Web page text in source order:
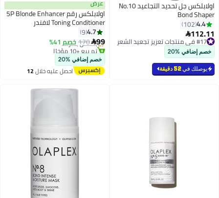
اولابلكس جل تحديد التجاعيد No.10
Bond Shaper
4.4
102
112.11
#17 في منتجات تعزيز تجعيد الشعر
#17 في منتجات تعزيز تجعيد الشعر
خصم إضافي %20
يوصلك في52 دقيقة
عرض
اولابلكس رقم 5P Blonde Enhancer
Toning Conditioner لافندر
4.7
9
99
170 خصم 41%
#38 في بلسم الشعر
توصيل مجاني
بتخلّص بسرعة
تم بيع +10 مؤخرًا
#38 في بلسم الشعر
خصم إضافي %20
احصل عليه خلال12
اغسطس